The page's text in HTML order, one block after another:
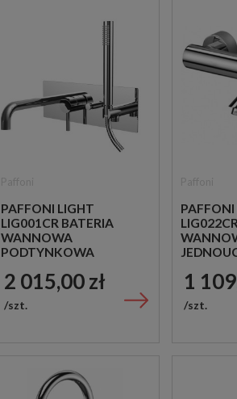
PAFFONI LIGHT
LIG001CR BATERIA
WANNOWA
PODTYNKOWA
CHROM
2 015,00 zł
szt.
1
szt.